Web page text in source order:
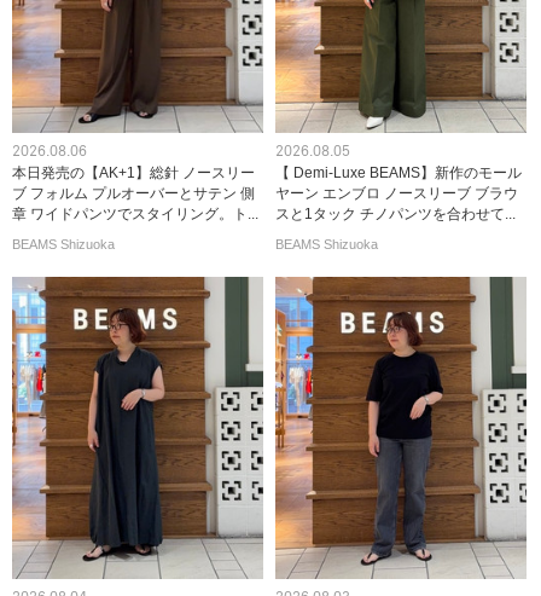
2026.08.06
本日発売の【AK+1】総針 ノースリー
ブ フォルム プルオーバーとサテン 側
章 ワイドパンツでスタイリング。ト...
BEAMS Shizuoka
2026.08.05
【 Demi-Luxe BEAMS】新作のモール
ヤーン エンブロ ノースリーブ ブラウ
スと1タック チノパンツを合わせて...
BEAMS Shizuoka